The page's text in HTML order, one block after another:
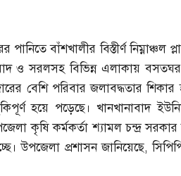
বাঁশখালীর বিস্তীর্ণ নিম্নাঞ্চল
ও সরলসহ বিভিন্ন এলাকায় বসতঘর
বেশি পরিবার জলাবদ্ধতার
হয়ে পড়েছে। খানখানাবাদ
কৃষি কর্মকর্তা শ্যামল চন্দ্র সরকার
উপজেলা প্রশাসন জানিয়েছে,